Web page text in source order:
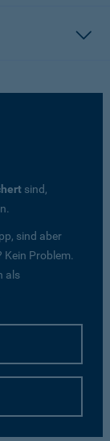
sind,
sind aber
Problem.
als